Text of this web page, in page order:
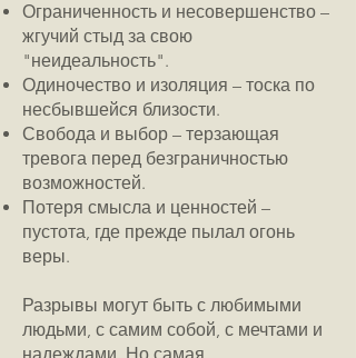
Ограниченность и несовершенство –
жгучий стыд за свою
"неидеальность".
Одиночество и изоляция – тоска по
несбывшейся близости.
Свобода и выбор – терзающая
тревога перед безграничностью
возможностей.
Потеря смысла и ценностей –
пустота, где прежде пылал огонь
веры.
Разрывы могут быть с любимыми
людьми, с самим собой, с мечтами и